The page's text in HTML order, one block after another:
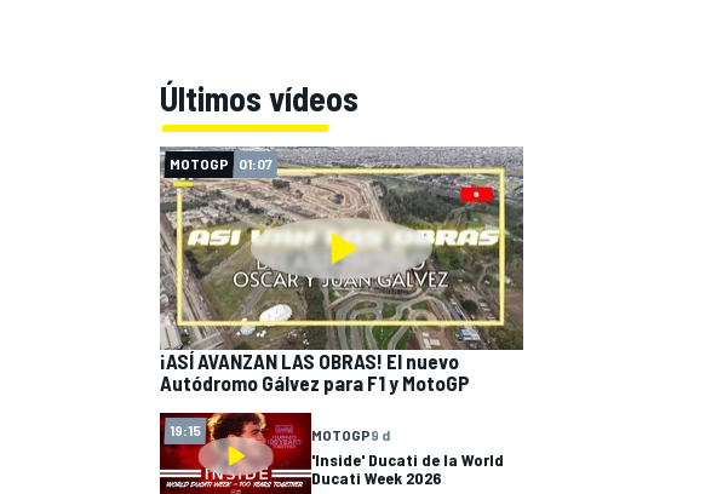
Últimos vídeos
MOTOGP 01:07
¡ASÍ AVANZAN LAS OBRAS! El nuevo
Autódromo Gálvez para F1 y MotoGP
19:15 MOTOGP9 d
'Inside' Ducati de la World
Ducati Week 2026